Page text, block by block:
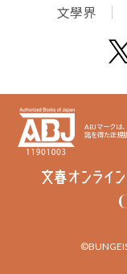
文學界
ABJマークは
諾を得た正規